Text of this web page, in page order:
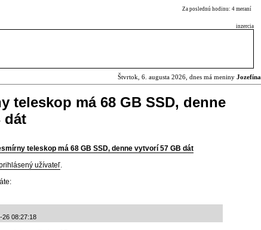
Za poslednú hodinu: 4 meraní
inzercia
Štvrtok, 6. augusta 2026, dnes má meniny Jozefína
teleskop má 68 GB SSD, denne
dát
teleskop má 68 GB SSD, denne vytvorí 57 GB dát
užívateľ.
26 08:27:18